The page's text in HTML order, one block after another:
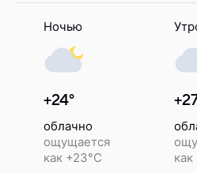
Ночью
+24°
облачно
ощущается
как +23°C